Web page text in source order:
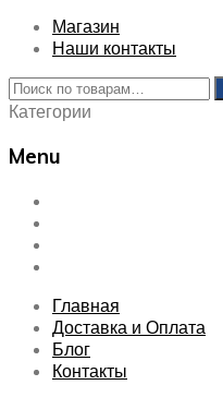
Магазин
Наши контакты
Искать:
Категории
Menu
Skip
content
Главная
Доставка и Оплата
Блог
Контакты